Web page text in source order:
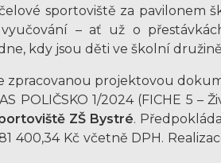
sportoviště za pavilonem
– ať už o
kdy jsou děti ve školní
zpracovanou projektovou
POLIČSKO 1/2024 (FICHE 5 –
ZŠ Bystré.
400,34 Kč včetně DPH.